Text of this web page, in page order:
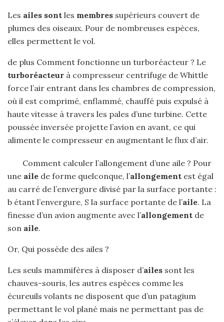
Les ailes sont les membres supérieurs couvert de
plumes des oiseaux. Pour de nombreuses espèces,
elles permettent le vol.
de plus Comment fonctionne un turboréacteur ? Le
turboréacteur à compresseur centrifuge de Whittle
force l’air entrant dans les chambres de compression,
où il est comprimé, enflammé, chauffé puis expulsé à
haute vitesse à travers les pales d’une turbine. Cette
poussée inversée projette l’avion en avant, ce qui
alimente le compresseur en augmentant le flux d’air.
Comment calculer l’allongement d’une aile ? Pour
une aile de forme quelconque, l’allongement est égal
au carré de l’envergure divisé par la surface portante :
b étant l’envergure, S la surface portante de l’aile. La
finesse d’un avion augmente avec l’allongement de
son aile.
Or, Qui possède des ailes ?
Les seuls mammifères à disposer d’ailes sont les
chauves-souris, les autres espèces comme les
écureuils volants ne disposent que d’un patagium
permettant le vol plané mais ne permettant pas de